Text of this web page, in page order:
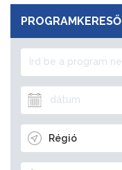
PROGRAMKERESŐ
Régió